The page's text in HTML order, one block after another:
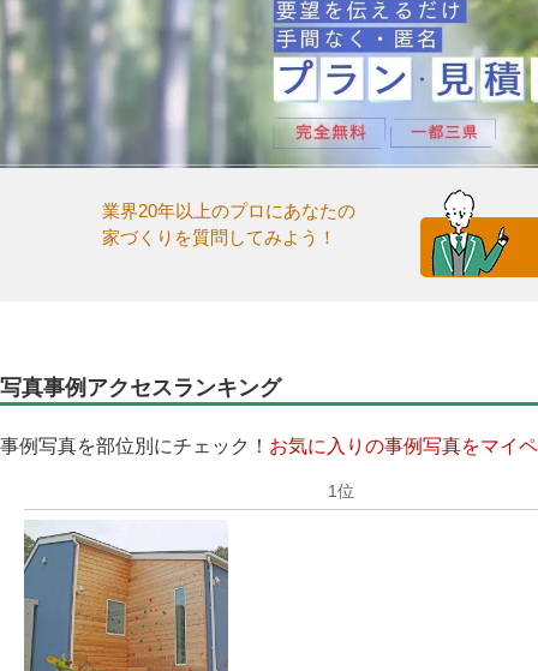
業界20年以上のプロにあなたの
家づくりを質問してみよう！
写真事例アクセスランキング
事例写真を部位別にチェック！ お気に入りの事例写真をマイ